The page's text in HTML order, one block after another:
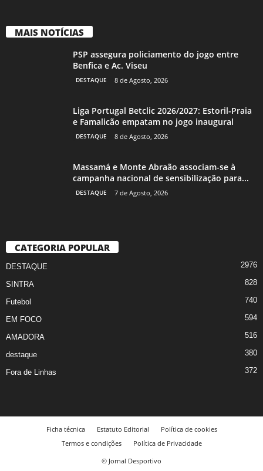
MAIS NOTÍCIAS
PSP assegura policiamento do jogo entre
Benfica e Ac. Viseu
DESTAQUE 8 de Agosto, 2026
Liga Portugal Betclic 2026/2027: Estoril-Praia
e Famalicão empatam no jogo inaugural
DESTAQUE 8 de Agosto, 2026
Massamá e Monte Abraão associam-se à
campanha nacional de sensibilização para...
DESTAQUE 7 de Agosto, 2026
CATEGORIA POPULAR
DESTAQUE 2976
SINTRA 828
Futebol 740
EM FOCO 594
AMADORA 516
destaque 380
Fora de Linhas 372
Ficha técnica Estatuto Editorial
Política de cookies
Termos e condições
Política de Privacidade
© Jornal Desportivo